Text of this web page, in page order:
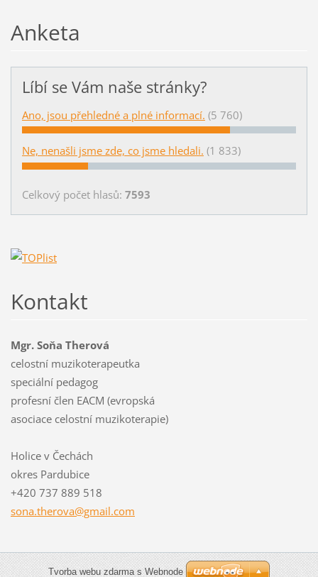
Anketa
Líbí se Vám naše stránky?
Ano, jsou přehledné a plné informací. (5 760)
Ne, nenašli jsme zde, co jsme hledali. (1 833)
Celkový počet hlasů: 7593
Kontakt
Mgr. Soňa Therová
celostní muzikoterapeutka
speciální pedagog
profesní člen EACM (evropská
asociace celostní muzikoterapie)
Holice v Čechách
okres Pardubice
+420 737 889 518
sona.therova@gmail.com
Tvorba webu zdarma s Webnode